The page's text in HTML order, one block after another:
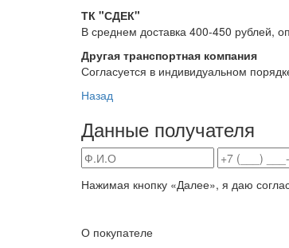
ТК "СДЕК"
В среднем доставка 400-450 рублей,
Другая транспортная компания
Согласуется в индивидуальном
Назад
Данные получателя
Нажимая кнопку «Далее», я даю
О покупателе